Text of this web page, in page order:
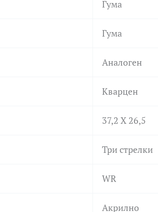
Гума
Гума
Аналоген
Кварцен
37,2 X 26,5
Три стрелки
WR
Акрилно